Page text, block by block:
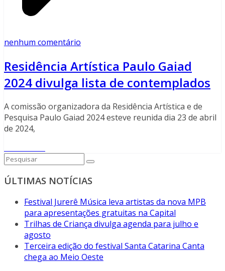
nenhum comentário
Residência Artística Paulo Gaiad
2024 divulga lista de contemplados
A comissão organizadora da Residência Artística e de
Pesquisa Paulo Gaiad 2024 esteve reunida dia 23 de abril
de 2024,
ÚLTIMAS NOTÍCIAS
Festival Jurerê Música leva artistas da nova MPB
para apresentações gratuitas na Capital
Trilhas de Criança divulga agenda para julho e
agosto
Terceira edição do festival Santa Catarina Canta
chega ao Meio Oeste